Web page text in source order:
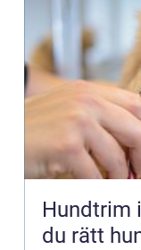
Hundtrim
du rätt